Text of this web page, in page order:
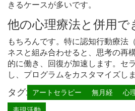
きるケースが多いです。
他の心理療法と併用で
もちろんです。特に認知行動療法
ネスと組み合わせると、思考の再
的に働き、回復が加速します。セ
し、プログラムをカスタマイズしま
タグ: アートセラピー 無月経 心